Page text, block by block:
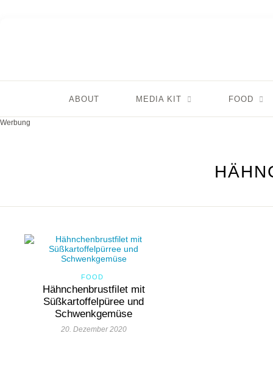
ABOUT MEDIA KIT FOOD
Werbung
FOOD
Hähnchenbrustfilet mit
Süßkartoffelpüree und
Schwenkgemüse
20. Dezember 2020